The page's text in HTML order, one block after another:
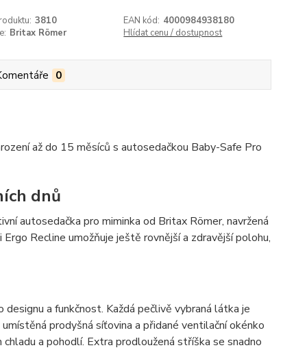
3810 EAN kód: 4000984938180
Britax Römer Hlídat cenu / dostupnost
0
až do 15 měsíců s autosedačkou Baby-Safe Pro
dnů
autosedačka pro miminka od Britax Römer, navržená
Recline umožňuje ještě rovnější a zdravější polohu,
a funkčnost. Každá pečlivě vybraná látka je
prodyšná síťovina a přidané ventilační okénko
a pohodlí. Extra prodloužená stříška se snadno